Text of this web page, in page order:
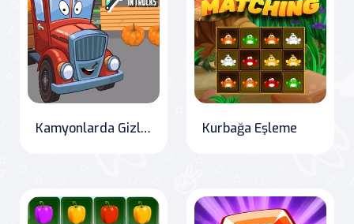
Kamyonlarda Gizli Anahtar Kurbağa Eşleme